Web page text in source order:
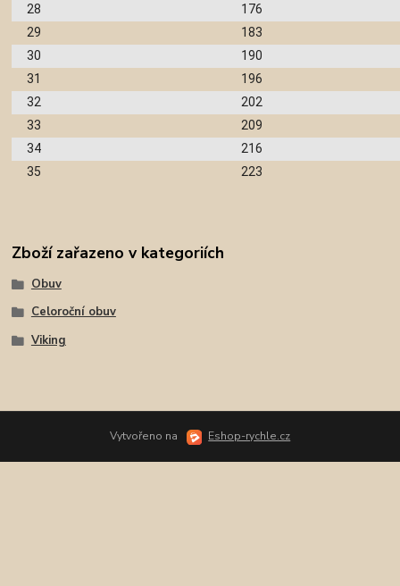
28
176
29
183
30
190
31
196
32
202
33
209
34
216
35
223
Zboží zařazeno v kategoriích
Obuv
Celoroční obuv
Viking
Vytvořeno na Eshop-rychle.cz